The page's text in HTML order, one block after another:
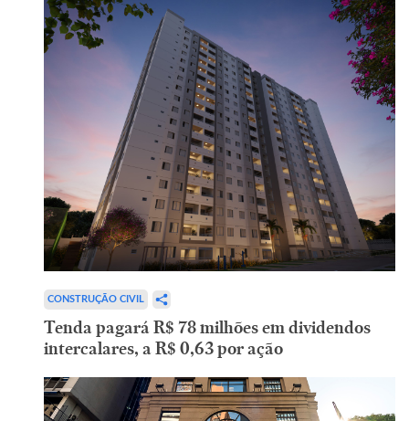
CONSTRUÇÃO CIVIL
Tenda pagará R$ 78 milhões em dividendos
intercalares, a R$ 0,63 por ação